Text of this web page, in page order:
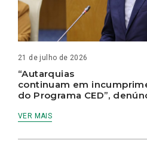
21 de julho de 2026
“Autarquias
continuam em
do Programa CED”,
VER MAIS